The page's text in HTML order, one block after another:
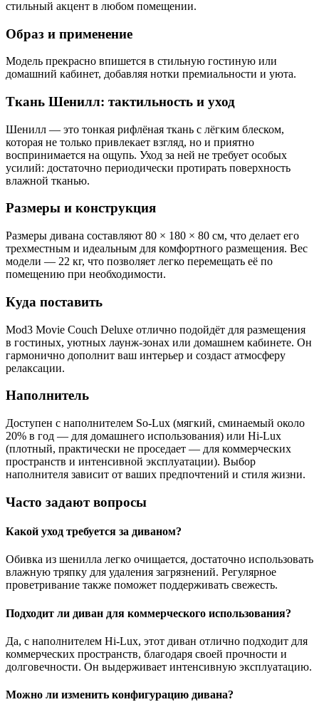
стильный акцент в любом помещении.
Образ и применение
Модель прекрасно впишется в стильную гостиную или
домашний кабинет, добавляя нотки премиальности и уюта.
Ткань Шенилл: тактильность и уход
Шенилл — это тонкая рифлёная ткань с лёгким блеском,
которая не только привлекает взгляд, но и приятно
воспринимается на ощупь. Уход за ней не требует особых
усилий: достаточно периодически протирать поверхность
влажной тканью.
Размеры и конструкция
Размеры дивана составляют 80 × 180 × 80 см, что делает его
трехместным и идеальным для комфортного размещения. Вес
модели — 22 кг, что позволяет легко перемещать её по
помещению при необходимости.
Куда поставить
Mod3 Movie Couch Deluxe отлично подойдёт для размещения
в гостиных, уютных лаунж-зонах или домашнем кабинете. Он
гармонично дополнит ваш интерьер и создаст атмосферу
релаксации.
Наполнитель
Доступен с наполнителем So-Lux (мягкий, сминаемый около
20% в год — для домашнего использования) или Hi-Lux
(плотный, практически не проседает — для коммерческих
пространств и интенсивной эксплуатации). Выбор
наполнителя зависит от ваших предпочтений и стиля жизни.
Часто задают вопросы
Какой уход требуется за диваном?
Обивка из шенилла легко очищается, достаточно использовать
влажную тряпку для удаления загрязнений. Регулярное
проветривание также поможет поддерживать свежесть.
Подходит ли диван для коммерческого использования?
Да, с наполнителем Hi-Lux, этот диван отлично подходит для
коммерческих пространств, благодаря своей прочности и
долговечности. Он выдерживает интенсивную эксплуатацию.
Можно ли изменить конфигурацию дивана?